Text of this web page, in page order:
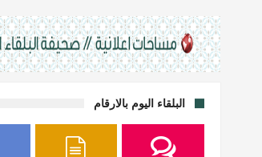
البلقاء اليوم بالارقام